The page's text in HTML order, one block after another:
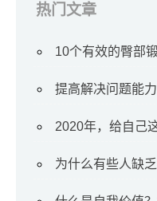
热门文章
10个有效的臀部
提高解决问题能
2020年，给自己
为什么有些人缺